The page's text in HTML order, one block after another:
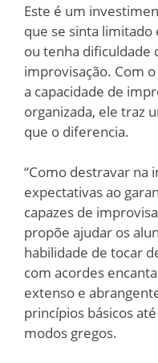
Este é um
que se sinta limitado
ou tenha dificuldade
improvisação. Com
a capacidade de
organizada, ele traz
que o diferencia.
“Como destravar na
expectativas ao
capazes de
propõe ajudar os
habilidade de tocar
com acordes
extenso e
princípios básicos
modos gregos.